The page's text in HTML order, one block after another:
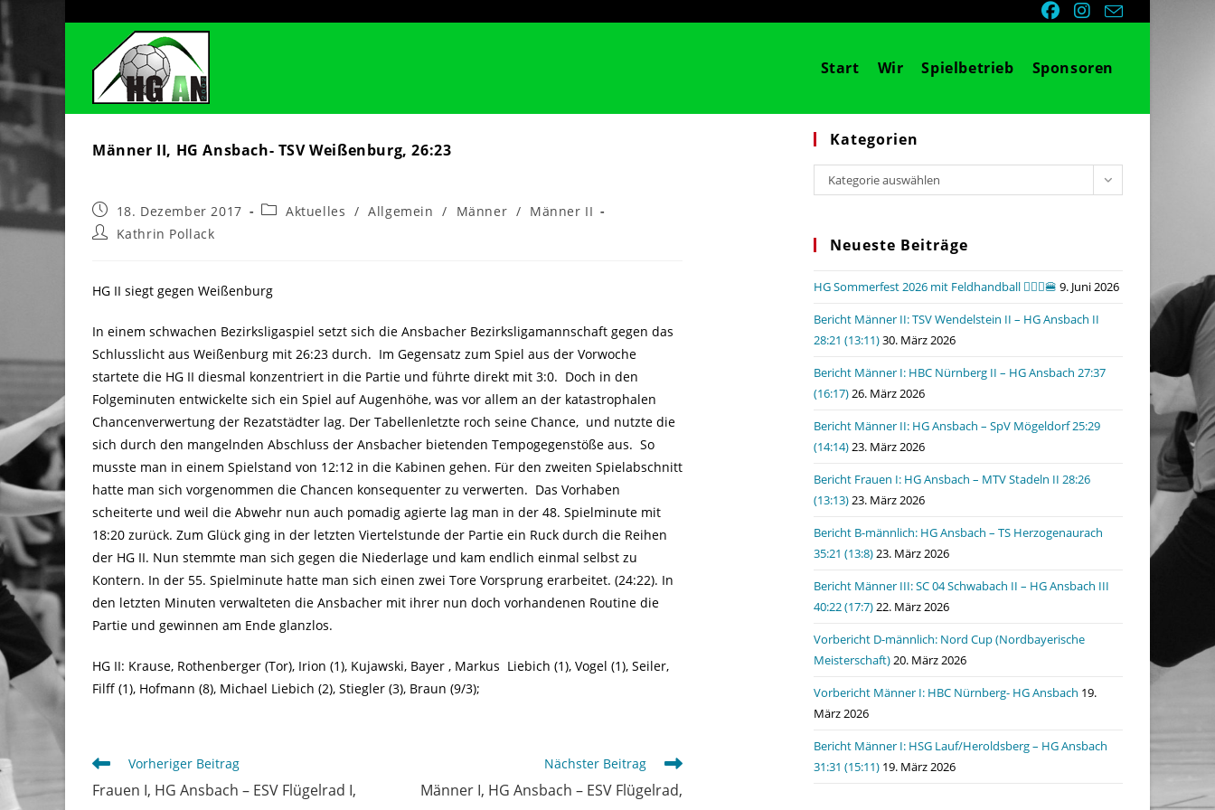
springen
Start Wir Spielbetrieb Sponsoren
Männer II, HG Ansbach- TSV Weißenburg, 26:23
Beitrag
veröffentlicht:
18. Dezember 2017
Beitrags-
Aktuelles / Allgemein / Männer / Männer II
Beitrags-
Kathrin Pollack
HG II siegt gegen Weißenburg
In einem schwachen Bezirksligaspiel setzt sich die Ansbacher Bezirksligamannschaft gegen das
Schlusslicht aus Weißenburg mit 26:23 durch. Im Gegensatz zum Spiel aus der Vorwoche
startete die HG II diesmal konzentriert in die Partie und führte direkt mit 3:0. Doch in den
Folgeminuten entwickelte sich ein Spiel auf Augenhöhe, was vor allem an der katastrophalen
Chancenverwertung der Rezatstädter lag. Der Tabellenletzte roch seine Chance, und nutzte die
sich durch den mangelnden Abschluss der Ansbacher bietenden Tempogegenstöße aus. So
musste man in einem Spielstand von 12:12 in die Kabinen gehen. Für den zweiten Spielabschnitt
hatte man sich vorgenommen die Chancen konsequenter zu verwerten. Das Vorhaben
scheiterte und weil die Abwehr nun auch pomadig agierte lag man in der 48. Spielminute mit
18:20 zurück. Zum Glück ging in der letzten Viertelstunde der Partie ein Ruck durch die Reihen
der HG II. Nun stemmte man sich gegen die Niederlage und kam endlich einmal selbst zu
Kontern. In der 55. Spielminute hatte man sich einen zwei Tore Vorsprung erarbeitet. (24:22). In
den letzten Minuten verwalteten die Ansbacher mit ihrer nun doch vorhandenen Routine die
Partie und gewinnen am Ende glanzlos.
HG II: Krause, Rothenberger (Tor), Irion (1), Kujawski, Bayer , Markus Liebich (1), Vogel (1), Seiler,
Filff (1), Hofmann (8), Michael Liebich (2), Stiegler (3), Braun (9/3);
Weitere
Artikel
ansehen
Vorheriger Beitrag
Frauen I, HG Ansbach – ESV Flügelrad I,
Nächster Beitrag
Männer I, HG Ansbach – ESV Flügelrad,
Kategorien
Kategorien
Kategorie auswählen
Neueste Beiträge
HG Sommerfest 2026 mit Feldhandball 🤾🏼‍♂️🍔 9. Juni 2026
Bericht Männer II: TSV Wendelstein II – HG Ansbach II
28:21 (13:11)30. März 2026
Bericht Männer I: HBC Nürnberg II – HG Ansbach 27:37
(16:17)26. März 2026
Bericht Männer II: HG Ansbach – SpV Mögeldorf 25:29
(14:14)23. März 2026
Bericht Frauen I: HG Ansbach – MTV Stadeln II 28:26
(13:13)23. März 2026
Bericht B-männlich: HG Ansbach – TS Herzogenaurach
35:21 (13:8)23. März 2026
Bericht Männer III: SC 04 Schwabach II – HG Ansbach III
40:22 (17:7)22. März 2026
Vorbericht D-männlich: Nord Cup (Nordbayerische
Meisterschaft)20. März 2026
Vorbericht Männer I: HBC Nürnberg- HG Ansbach 19.
März 2026
Bericht Männer I: HSG Lauf/Heroldsberg – HG Ansbach
31:31 (15:11) 19. März 2026